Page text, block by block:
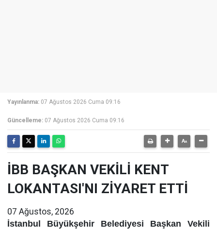
Yayınlanma: 07 Ağustos 2026 Cuma 09:16
Güncelleme: 07 Ağustos 2026 Cuma 09:16
İBB BAŞKAN VEKİLİ KENT
LOKANTASI'NI ZİYARET ETTİ
07 Ağustos, 2026
İstanbul Büyükşehir Belediyesi Başkan Vekili